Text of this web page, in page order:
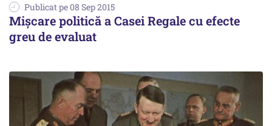
Publicat pe 08 Sep 2015
Mișcare politică a Casei Regale cu efecte
greu de evaluat